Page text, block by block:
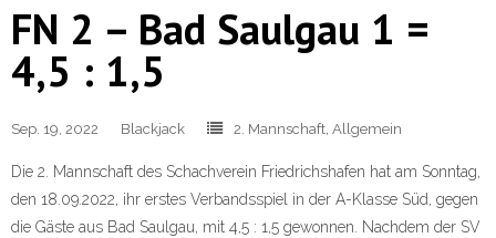
FN 2 – Bad Saulgau 1 =
4,5 : 1,5
Sep. 19, 2022 Blackjack 2. Mannschaft, Allgemein
Die 2. Mannschaft des Schachverein Friedrichshafen hat am Sonntag,
den 18.09.2022, ihr erstes Verbandsspiel in der A-Klasse Süd, gegen
die Gäste aus Bad Saulgau, mit 4,5 : 1,5 gewonnen. Nachdem der SV